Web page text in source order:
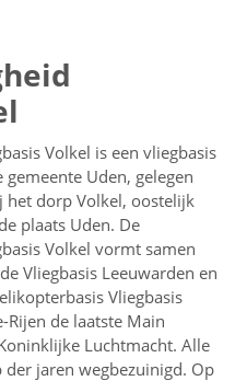
Volkel is een vliegbasis
gemeente Uden, gelegen
het dorp Volkel, oostelijk
plaats Uden. De
Volkel vormt samen
Vliegbasis Leeuwarden en
Vliegbasis
Rijen de laatste Main
Luchtmacht. Alle
jaren wegbezuinigd. Op